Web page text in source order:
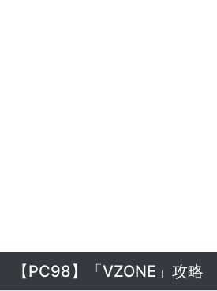
【PC98】「VZONE」攻略